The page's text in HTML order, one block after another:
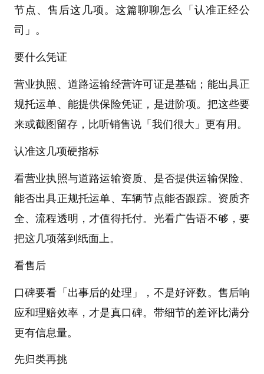
节点、售后这几项。这篇聊聊怎么「认准正经公
司」。
要什么凭证
营业执照、道路运输经营许可证是基础；能出具正
规托运单、能提供保险凭证，是进阶项。把这些要
来或截图留存，比听销售说「我们很大」更有用。
认准这几项硬指标
看营业执照与道路运输资质、是否提供运输保险、
能否出具正规托运单、车辆节点能否跟踪。资质齐
全、流程透明，才值得托付。光看广告语不够，要
把这几项落到纸面上。
看售后
口碑要看「出事后的处理」，不是好评数。售后响
应和理赔效率，才是真口碑。带细节的差评比满分
更有信息量。
先归类再挑